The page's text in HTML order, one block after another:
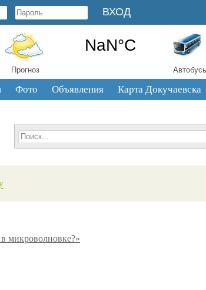
Прогноз
Фото Объявления Карта Докучаевска
микроволновке?»